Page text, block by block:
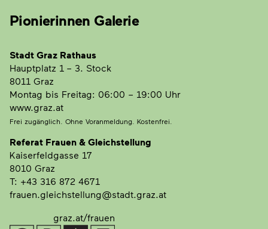
Pionierinnen Galerie
Stadt Graz Rathaus
Hauptplatz 1 – 3. Stock
8011 Graz
Montag bis Freitag: 06:00 – 19:00 Uhr
www.graz.at
Frei zugänglich. Ohne Voranmeldung. Kostenfrei.
Referat Frauen & Gleichstellung
Kaiserfeldgasse 17
8010 Graz
T: +43 316 872 4671
frauen.gleichstellung@stadt.graz.at
graz.at/frauen